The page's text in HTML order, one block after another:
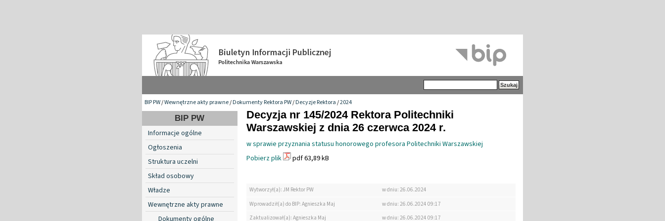
BIP PW/Wewnętrzne akty prawne/Dokumenty Rektora PW/Decyzje Rektora/2024
BIP PW
Informacje ogólne
Ogłoszenia
Struktura uczelni
Skład osobowy
Władze
Wewnętrzne akty prawne
Dokumenty ogólne
Decyzja nr 145/2024 Rektora Politechniki
Warszawskiej z dnia 26 czerwca 2024 r.
w sprawie przyznania statusu honorowego profesora Politechniki Warszawskiej
Pobierz plik
pdf 63,89 kB
Wytworzył(a): JM Rektor PW
w dniu: 26.06.2024
Wprowadził(a) do BIP: Agnieszka Maj
w dniu: 26.06.2024 09:17
Zaktualizował(a): Agnieszka Maj
w dniu: 26.06.2024 09:17